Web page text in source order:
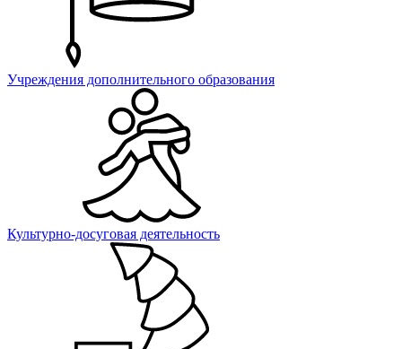
Учреждения дополнительного образования
Культурно-досуговая деятельность